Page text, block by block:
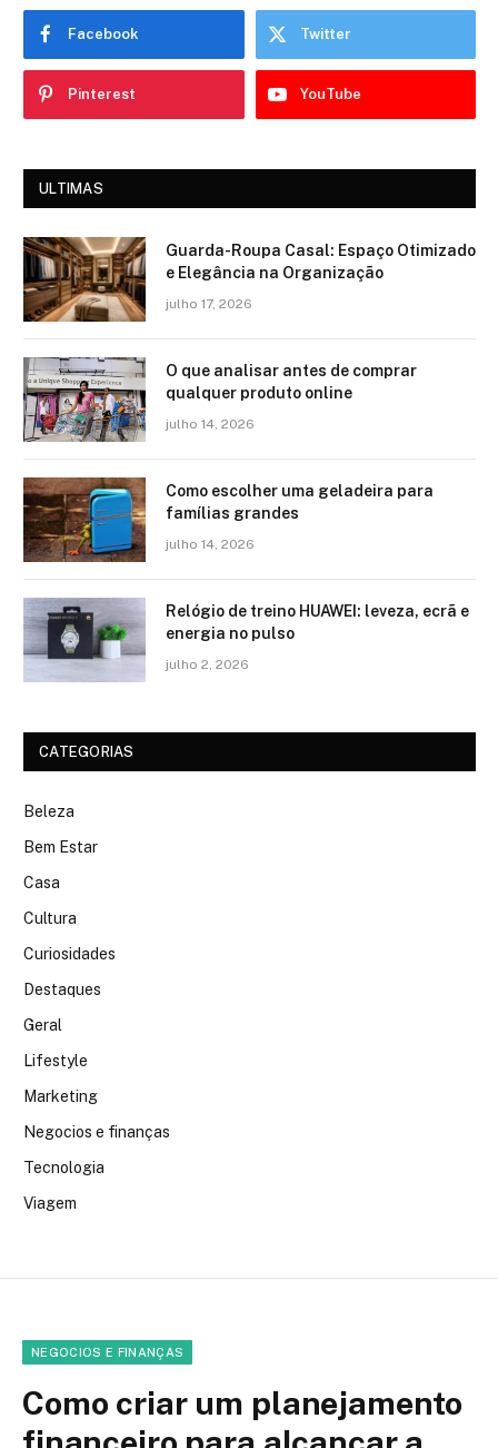
Facebook Twitter
Pinterest YouTube
ULTIMAS
Guarda-Roupa Casal: Espaço Otimizado
e Elegância na Organização
julho 17, 2026
O que analisar antes de comprar
qualquer produto online
julho 14, 2026
Como escolher uma geladeira para
famílias grandes
julho 14, 2026
Relógio de treino​ HUAWEI: leveza, ecrã e
energia no pulso
julho 2, 2026
CATEGORIAS
Beleza
Bem Estar
Casa
Cultura
Curiosidades
Destaques
Geral
Lifestyle
Marketing
Negocios e finanças
Tecnologia
Viagem
NEGOCIOS E FINANÇAS
Como criar um planejamento